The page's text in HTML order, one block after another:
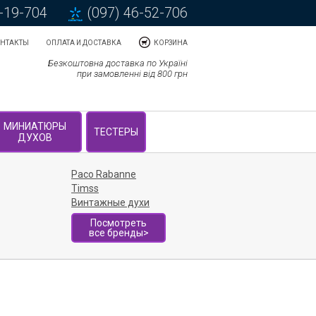
704 (097) 46-52-706
ОПЛАТА И ДОСТАВКА КОРЗИНА
Безкоштовна доставка по Україні
при замовленні від 800 грн
МИНИАТЮРЫ
ДУХОВ
ТЕСТЕРЫ
Paco Rabanne
Timss
Винтажные духи
Посмотреть
все бренды>